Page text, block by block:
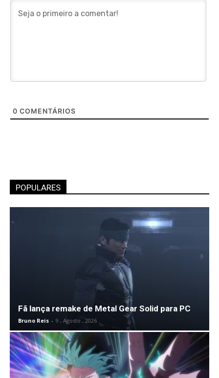
0 COMENTÁRIOS
POPULARES
Fã lança remake de Metal Gear Solid para PC
Bruno Reis - 9 , Agosto , 2026